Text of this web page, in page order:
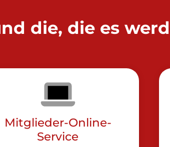
die, die es
Mitglieder-Online-
Service